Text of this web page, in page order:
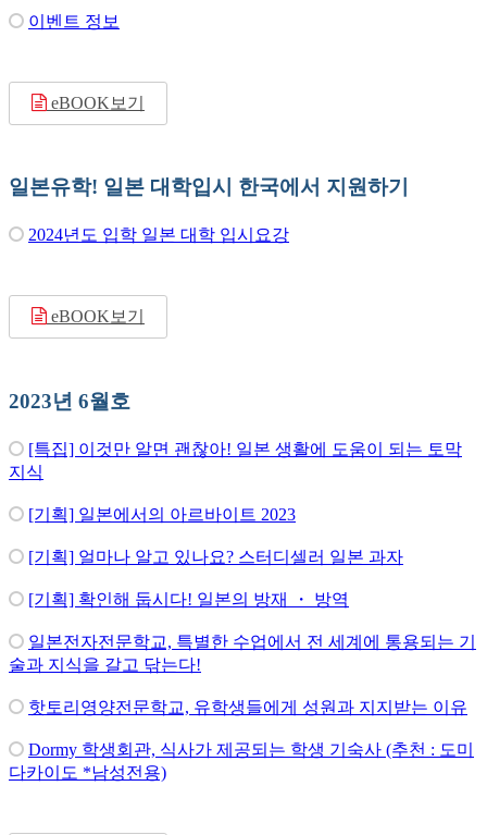
이벤트 정보
eBOOK보기
일본유학! 일본 대학입시 한국에서 지원하기
2024년도 입학 일본 대학 입시요강
eBOOK보기
2023년 6월호
[특집] 이것만 알면 괜찮아! 일본 생활에 도움이 되는 토막
지식
[기획] 일본에서의 아르바이트 2023
[기획] 얼마나 알고 있나요? 스터디셀러 일본 과자
[기획] 확인해 둡시다! 일본의 방재 ・ 방역
일본전자전문학교, 특별한 수업에서 전 세계에 통용되는 기
술과 지식을 갈고 닦는다!
핫토리영양전문학교, 유학생들에게 성원과 지지받는 이유
Dormy 학생회관, 식사가 제공되는 학생 기숙사 (추천 : 도미
다카이도 *남성전용)